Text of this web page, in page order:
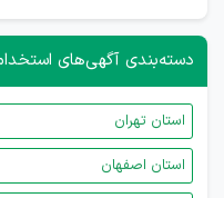
دسته‌بندی آگهی‌های
استان تهران
استان اصفهان